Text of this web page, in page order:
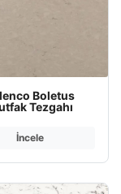
Boletus
Tezgahı
İncele